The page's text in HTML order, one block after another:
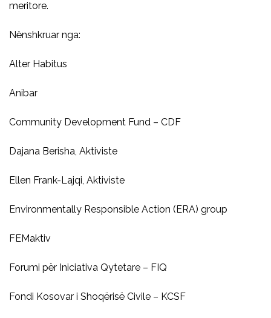
meritore.
Nënshkruar nga:
Alter Habitus
Anibar
Community Development Fund – CDF
Dajana Berisha, Aktiviste
Ellen Frank-Lajqi, Aktiviste
Environmentally Responsible Action (ERA) group
FEMaktiv
Forumi për Iniciativa Qytetare – FIQ
Fondi Kosovar i Shoqërisë Civile – KCSF